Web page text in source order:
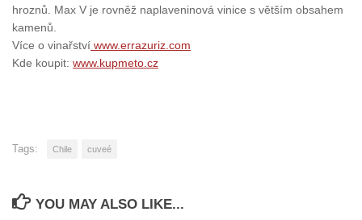
hroznů. Max V je rovněž naplaveninová vinice s větším obsahem
kamenů.
Více o vinařství www.errazuriz.com
Kde koupit: www.kupmeto.cz
Tags: Chile cuveé
YOU MAY ALSO LIKE...